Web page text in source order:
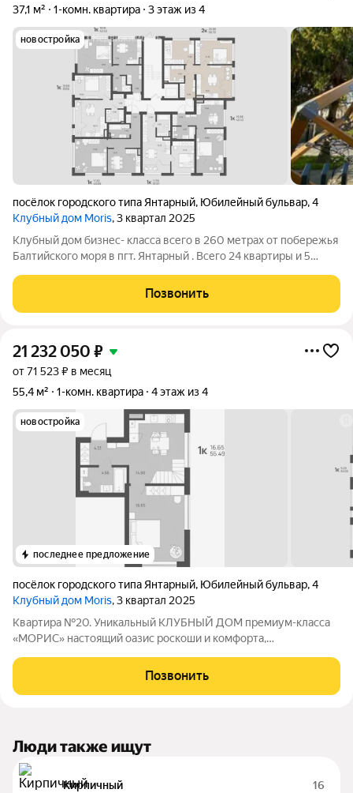
37,1 м² 1-комн. квартира 3 этаж из 4
новостройка
посёлок городского типа Янтарный, Юбилейный бульвар,4
Клубный дом Moris, 3 квартал 2025
Клубный дом бизнес- класса всего в 260 метрах от побережья
Балтийского моря в пгт. Янтарный . Всего 24 квартиры и 5
Высота потолков 3.3 метра. Янтарный - маленький, но
невероятно живописный
Позвонить
21 232 050 ₽
от 71 523 ₽ в месяц
55,4 м²
1-комн. квартира 4 этаж из 4
новостройка
последнее предложение
посёлок городского типа Янтарный, Юбилейный бульвар,4
Клубный дом Moris, 3 квартал 2025
Квартира №20. Уникальный КЛУБНЫЙ ДОМ премиум-класса
«МОРИС» настоящий оазис роскоши и комфорта,
пляжами, на берегу Балтийского моря, аналогов которому нет.
Это место, где сливаются воедино
Позвонить
Люди также ищут
Кирпичный 16